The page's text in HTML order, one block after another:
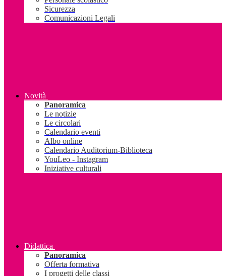
Sicurezza
Comunicazioni Legali
Novità
Panoramica
Le notizie
Le circolari
Calendario eventi
Albo online
Calendario Auditorium-Biblioteca
YouLeo - Instagram
Iniziative culturali
Didattica
Panoramica
Offerta formativa
I progetti delle classi